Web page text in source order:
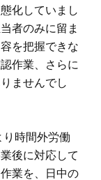
化していまし
者のみに留ま
を把握できな
作業、さらに
ませんでし
時間外労働
後に対応して
業を、日中の